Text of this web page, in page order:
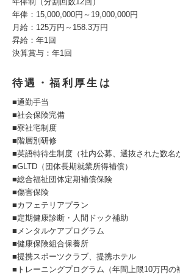
年俸：15,000,000円～19,000,000円
月給：125万円～158.3万円
昇給：年1回
決算賞与：年1回
待遇・福利厚生は
■通勤手当
■社会保険完備
■寮社宅制度
■階層別研修
■英語特待生制度（社内公募、選抜された数名
■GLTD（団体長期就業所得補償）
■総合福祉団体定期補償保険
■傷害保険
■カフェテリアプラン
■定期健康診断・人間ドック補助
■メンタルケアプログラム
■健康保険組合保養所
■提携スポーツクラブ、提携ホテル
■トレーニングプログラム（年間上限10万円の